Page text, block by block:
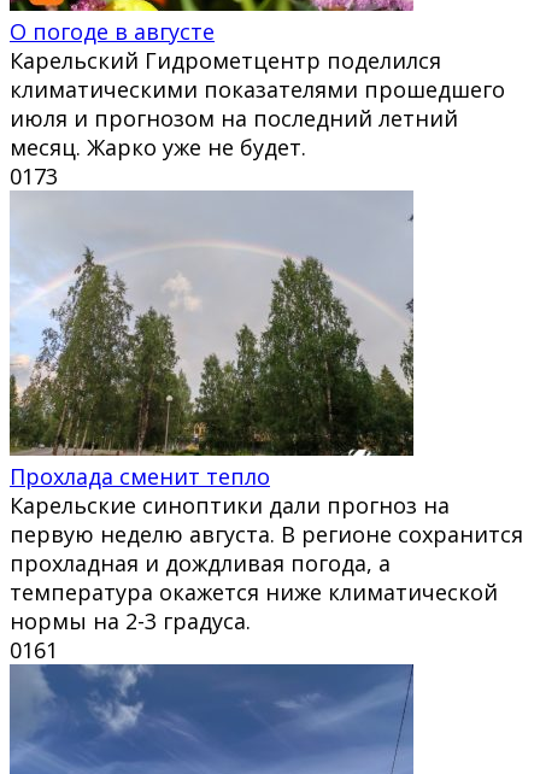
О погоде в августе
Карельский Гидрометцентр поделился
климатическими показателями прошедшего
июля и прогнозом на последний летний
месяц. Жарко уже не будет.
0173
Прохлада сменит тепло
Карельские синоптики дали прогноз на
первую неделю августа. В регионе сохранится
прохладная и дождливая погода, а
температура окажется ниже климатической
нормы на 2-3 градуса.
0161